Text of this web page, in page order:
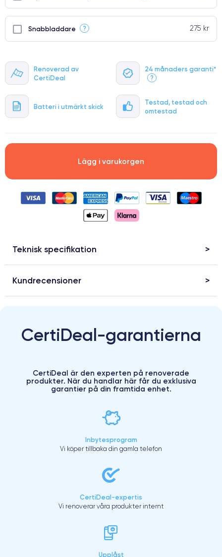
Renoverad av
CertiDeal
24 månaders garanti*
?
Batteri i utmärkt skick
Testad, testad och
omtestad
Snabbladdare ? 275 kr
Lägg i varukorgen
Teknisk specifikation
Kundrecensioner
CertiDeal-garantierna
CertiDeal är den experten på renoverade
produkter. När du handlar här får du exklusiva
garantier på din framtida enhet.
Inbytesprogram
Vi köper tillbaka din gamla telefon
CertiDeal-expertis
Vi renoverar våra produkter internt
Upplåst